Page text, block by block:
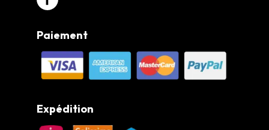
Paiement
Expédition